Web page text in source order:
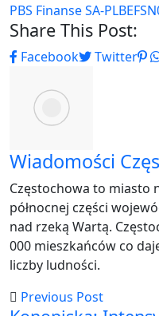
PBS Finanse SA-
Share This Post:
Facebook Twitter
Wiadomości
Częstochowa to miasto
północnej części
nad rzeką Wartą.
000 mieszkańców co
liczby ludności.
Previous Post